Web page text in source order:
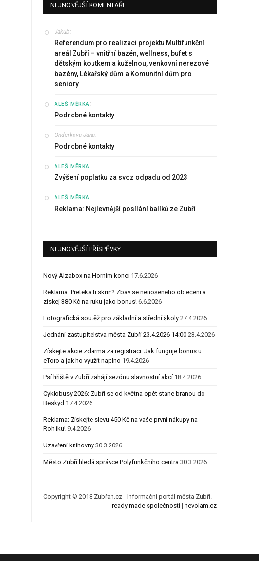
NEJNOVĚJŠÍ KOMENTÁŘE
Jakub:
Referendum pro realizaci projektu Multifunkční
areál Zubří – vnitřní bazén, wellness, bufet s
dětským koutkem a kuželnou, venkovní nerezové
bazény, Lékařský dům a Komunitní dům pro
seniory
ALEŠ MĚRKA:
Podrobné kontakty
Onderkova Jana:
Podrobné kontakty
ALEŠ MĚRKA:
Zvýšení poplatku za svoz odpadu od 2023
ALEŠ MĚRKA:
Reklama: Nejlevnější posílání balíků ze Zubří
NEJNOVĚJŠÍ PŘÍSPĚVKY
Nový Alzabox na Horním konci 17.6.2026
Reklama: Přetéká ti skříň? Zbav se nenošeného oblečení a
získej 380 Kč na ruku jako bonus! 6.6.2026
Fotografická soutěž pro základní a střední školy 27.4.2026
Jednání zastupitelstva města Zubří 23.4.2026 14:00 23.4.2026
Získejte akcie zdarma za registraci: Jak funguje bonus u
eToro a jak ho využít naplno 19.4.2026
Psí hřiště v Zubří zahájí sezónu slavnostní akcí 18.4.2026
Cyklobusy 2026: Zubří se od května opět stane branou do
Beskyd 17.4.2026
Reklama: Získejte slevu 450 Kč na vaše první nákupy na
Rohlíku! 9.4.2026
Uzavření knihovny 30.3.2026
Město Zubří hledá správce Polyfunkčního centra 30.3.2026
Copyright © 2018 Zubřan.cz - Informační portál města Zubří.
ready made společnosti| nevolam.cz